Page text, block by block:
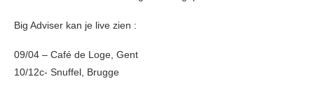
Big Adviser kan je live zien :
09/04 – Café de Loge, Gent
10/12c- Snuffel, Brugge